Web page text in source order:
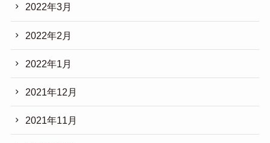
2022年3月
2022年2月
2022年1月
2021年12月
2021年11月